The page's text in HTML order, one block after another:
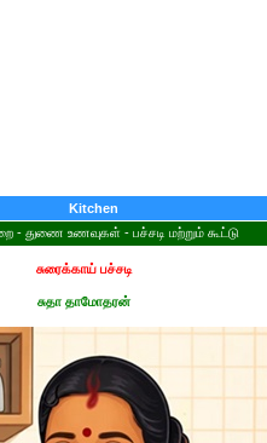
Kitchen
- துணை உணவுகள் - பச்சடி மற்றும் கூட்டு
சுரைக்காய் பச்சடி
சுதா தாமோதரன்